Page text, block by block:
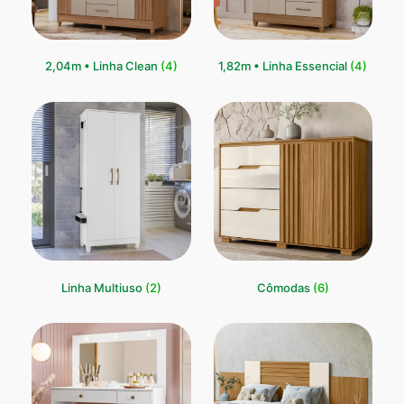
2,04m • Linha Clean (4) 1,82m • Linha Essencial (4)
Linha Multiuso (2) Cômodas (6)